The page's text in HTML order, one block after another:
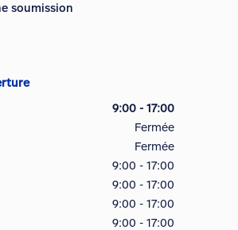
soumission
9:00 - 17:00
Fermée
Fermée
9:00 - 17:00
9:00 - 17:00
9:00 - 17:00
9:00 - 17:00